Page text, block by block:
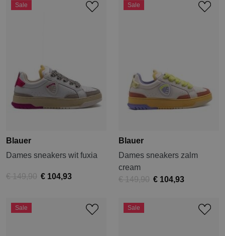
Sale
Blauer
Dames sneakers wit fuxia
€ 149,90 € 104,93
Sale
Blauer
Dames sneakers zalm
cream
€ 149,90 € 104,93
Sale Sale